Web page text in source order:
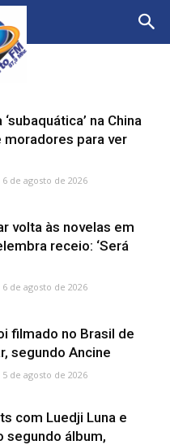
na China
moradores para ver
6 de agosto de 2026
volta às novelas em
receio: ‘Será
6 de agosto de 2026
filmado no Brasil de
segundo Ancine
5 de agosto de 2026
com Luedji Luna e
segundo álbum,